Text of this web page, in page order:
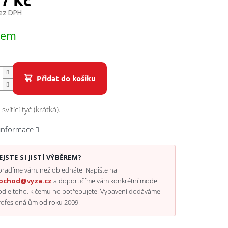
DPH
Přidat do košíku
tyč (krátká).
SI JISTÍ VÝBĚREM?
vám, než objednáte. Napište na
a doporučíme vám konkrétní model
toho, k čemu ho potřebujete. Vybavení dodáváme
od roku 2009.